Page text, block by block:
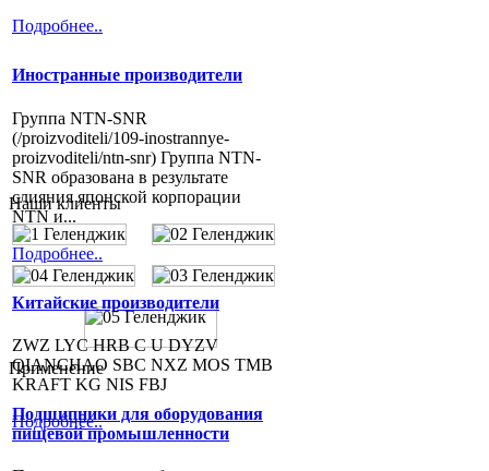
Подробнее..
Иностранные производители
Группа NTN-SNR
(/proizvoditeli/109-inostrannye-
proizvoditeli/ntn-snr) Группа NTN-
SNR образована в результате
слияния японской корпорации
NTN и...
Подробнее..
Китайские производители
ZWZ LYC HRB C U DYZV
QIANCHAO SBC NXZ MOS TMB
KRAFT KG NIS FBJ
Подробнее..
Наши клиенты
Применение
Подшипники для оборудования
пищевой промышленности